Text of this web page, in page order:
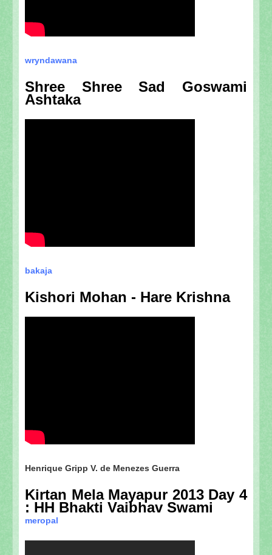
wryndawana
Shree Shree Sad Goswami
Ashtaka
bakaja
Kishori Mohan - Hare Krishna
Henrique Gripp V. de Menezes Guerra
Kirtan Mela Mayapur 2013 Day 4
: HH Bhakti Vaibhav Swami
meropal